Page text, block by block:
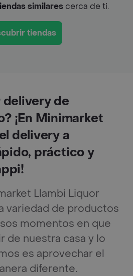
similarescerca de ti.
tiendas
delivery de
¡En Minimarket
delivery a
práctico y
Llambi Liquor
variedad de productos
momentos en que
de nuestra casa y lo
es aprovechar el
diferente.